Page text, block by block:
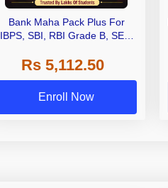
Bank Maha Pack Plus For
IBPS, SBI, RBI Grade B, SEBI
Other Grade A & Grade B Bank
Exams
Rs 5,112.50
Enroll Now